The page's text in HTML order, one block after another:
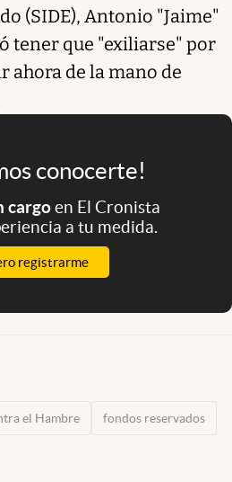
(SIDE), Antonio "Jaime"
tener que "exiliarse" por
ahora de la mano de
conocerte!
cargoen El Cronista
a tu medida.
registrarme
el Hambre fondos reservados